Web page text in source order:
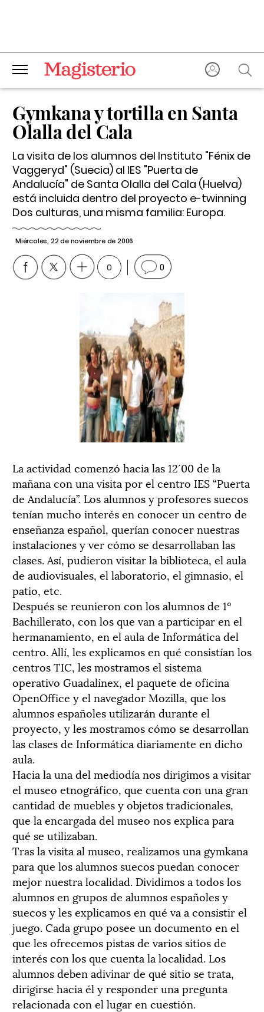
Gymkana y tortilla en Santa
Olalla del Cala
La visita de los alumnos del Instituto "Fénix de
Vaggeryd" (Suecia) al IES "Puerta de
Andalucía" de Santa Olalla del Cala (Huelva)
está incluida dentro del proyecto e-twinning
Dos culturas, una misma familia: Europa.
Miércoles, 22 de noviembre de 2006
0 0
La actividad comenzó hacia las 12´00 de la
mañana con una visita por el centro IES “Puerta
de Andalucía”. Los alumnos y profesores suecos
tenían mucho interés en conocer un centro de
enseñanza español, querían conocer nuestras
instalaciones y ver cómo se desarrollaban las
clases. Así, pudieron visitar la biblioteca, el aula
de audiovisuales, el laboratorio, el gimnasio, el
patio, etc.
Después se reunieron con los alumnos de 1º
Bachillerato, con los que van a participar en el
hermanamiento, en el aula de Informática del
centro. Allí, les explicamos en qué consistían los
centros TIC, les mostramos el sistema
operativo Guadalinex, el paquete de oficina
OpenOffice y el navegador Mozilla, que los
alumnos españoles utilizarán durante el
proyecto, y les mostramos cómo se desarrollan
las clases de Informática diariamente en dicho
aula.
Hacia la una del mediodía nos dirigimos a visitar
el museo etnográfico, que cuenta con una gran
cantidad de muebles y objetos tradicionales,
que la encargada del museo nos explica para
qué se utilizaban.
Tras la visita al museo, realizamos una gymkana
para que los alumnos suecos puedan conocer
mejor nuestra localidad. Dividimos a todos los
alumnos en grupos de alumnos españoles y
suecos y les explicamos en qué va a consistir el
juego. Cada grupo posee un documento en el
que les ofrecemos pistas de varios sitios de
interés con los que cuenta la localidad. Los
alumnos deben adivinar de qué sitio se trata,
dirigirse hacia él y responder una pregunta
relacionada con el lugar en cuestión.